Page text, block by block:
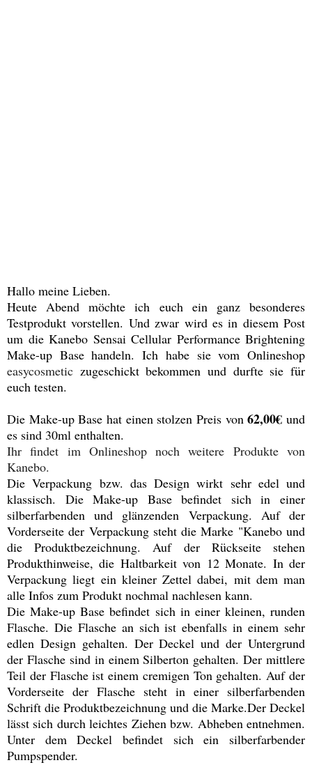
Hallo meine Lieben.
Heute Abend möchte ich euch ein ganz besonderes
Testprodukt vorstellen. Und zwar wird es in diesem Post
um die Kanebo Sensai Cellular Performance Brightening
Make-up Base handeln. Ich habe sie vom Onlineshop
easycosmetic zugeschickt bekommen und durfte sie für
euch testen.
Die Make-up Base hat einen stolzen Preis von62,00€und
es sind 30ml enthalten.
Ihr findet im Onlineshop noch weitere Produkte von
Kanebo.
Die Verpackung bzw. das Design wirkt sehr edel und
klassisch. Die Make-up Base befindet sich in einer
silberfarbenden und glänzenden Verpackung. Auf der
Vorderseite der Verpackung steht die Marke "Kanebo und
die Produktbezeichnung. Auf der Rückseite stehen
Produkthinweise, die Haltbarkeit von 12 Monate. In der
Verpackung liegt ein kleiner Zettel dabei, mit dem man
alle Infos zum Produkt nochmal nachlesen kann.
Die Make-up Base befindet sich in einer kleinen, runden
Flasche. Die Flasche an sich ist ebenfalls in einem sehr
edlen Design gehalten. Der Deckel und der Untergrund
der Flasche sind in einem Silberton gehalten. Der mittlere
Teil der Flasche ist einem cremigen Ton gehalten. Auf der
Vorderseite der Flasche steht in einer silberfarbenden
Schrift die Produktbezeichnung und die Marke.Der Deckel
lässt sich durch leichtes Ziehen bzw. Abheben entnehmen.
Unter dem Deckel befindet sich ein silberfarbender
Pumpspender.